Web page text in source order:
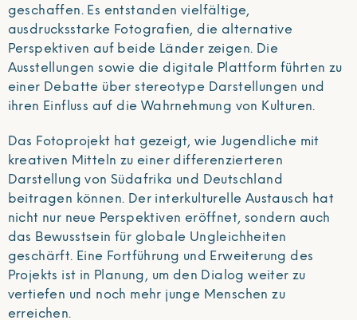
geschaffen. Es entstanden vielfältige,
ausdrucksstarke Fotografien, die alternative
Perspektiven auf beide Länder zeigen. Die
Ausstellungen sowie die digitale Plattform führten zu
einer Debatte über stereotype Darstellungen und
ihren Einfluss auf die Wahrnehmung von Kulturen.
Das Fotoprojekt hat gezeigt, wie Jugendliche mit
kreativen Mitteln zu einer differenzierteren
Darstellung von Südafrika und Deutschland
beitragen können. Der interkulturelle Austausch hat
nicht nur neue Perspektiven eröffnet, sondern auch
das Bewusstsein für globale Ungleichheiten
geschärft. Eine Fortführung und Erweiterung des
Projekts ist in Planung, um den Dialog weiter zu
vertiefen und noch mehr junge Menschen zu
erreichen.